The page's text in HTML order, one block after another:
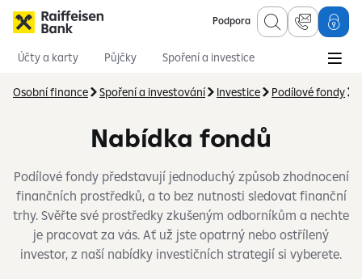
Podpora
Účty a karty Půjčky
Spoření a investice
Osobní finance
Spoření a investování Investice Podílové fondy
Nabídka fondů
Podílové fondy představují jednoduchý způsob zhodnocení
finančních prostředků, a to bez nutnosti sledovat finanční
trhy. Svěřte své prostředky zkušeným odborníkům a nechte
je pracovat za vás. Ať už jste opatrný nebo ostřílený
investor, z naší nabídky investičních strategií si vyberete.